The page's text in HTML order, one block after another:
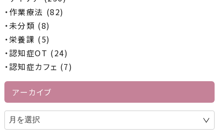
作業療法 (82)
未分類 (8)
栄養課 (5)
認知症OT (24)
認知症カフェ (7)
アーカイブ